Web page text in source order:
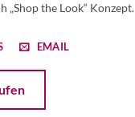
„Shop the Look“ Konzept.
EMAIL